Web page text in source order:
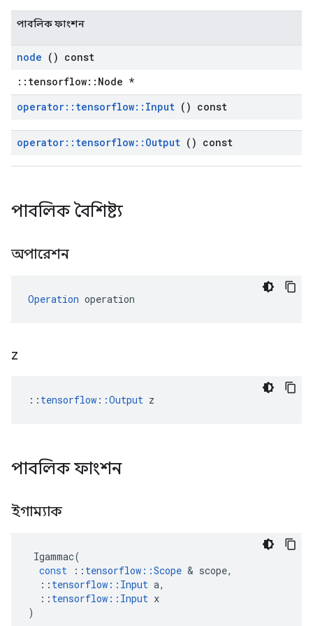
পাবলিক ফাংশন
node () const
::tensorflow::Node *
operator:: tensorflow:: Input () const
operator:: tensorflow:: Output () const
পাবলিক বৈশিষ্ট্য
অপারেশন
Operation operation
z
:: tensorflow::Output z
পাবলিক ফাংশন
ইগাম্যাক
Igammac(
const
:: tensorflow ::Scope & scope,
:: tensorflow :: Input a,
:: tensorflow :: Input x
)